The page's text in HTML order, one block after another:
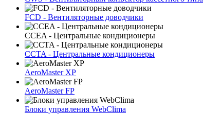
FCD - Вентиляторные доводчики
CCEA - Центральные кондиционеры
CCTA - Центральные кондиционеры
AeroMaster XP
AeroMaster FP
Блоки упрaвлeния WebClima